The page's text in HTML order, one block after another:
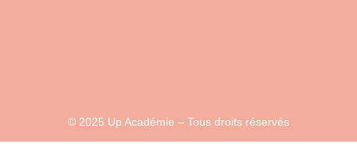
© 2025 Up Académie – Tous droits réservés